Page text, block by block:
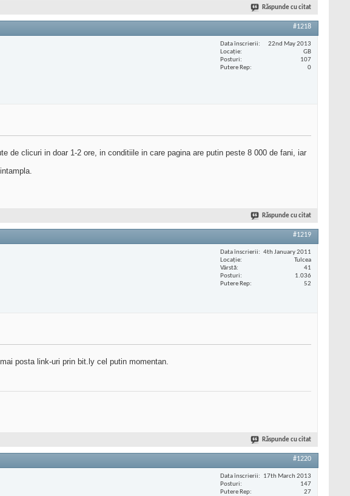
Răspunde cu citat
#1218
Data înscrierii
22nd May 2013
Locaţie
GB
Posturi
107
Putere Rep
0
clicuri in doar 1-2 ore, in conditiile in care pagina are putin peste 8 000 de fani, iar
Răspunde cu citat
#1219
Data înscrierii
4th January 2011
Locaţie
Tulcea
Vârstă
41
Posturi
1.036
Putere Rep
52
posta link-uri prin bit.ly cel putin momentan.
Răspunde cu citat
#1220
Data înscrierii
17th March 2013
Posturi
147
Putere Rep
27